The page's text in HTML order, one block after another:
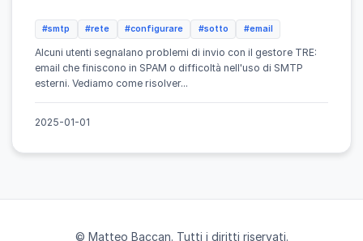
#smtp #rete #configurare #sotto #email
Alcuni utenti segnalano problemi di invio con il gestore TRE:
email che finiscono in SPAM o difficoltà nell'uso di SMTP
esterni. Vediamo come risolver...
2025-01-01
© Matteo Baccan. Tutti i diritti riservati.